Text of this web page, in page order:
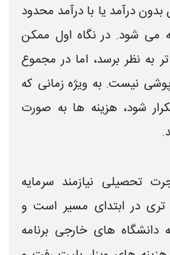
درآمد یا با درآمد محدود
می شود. در نگاه اول ممکن
به نظر برسد، اما در مجموع
نیست. به ویژه زمانی که
شود، هزینه ها به صورت
تحصیلی نیازمند سرمایه
تری در ابتدای مسیر است و
دانشگاه های خارجی برنامه